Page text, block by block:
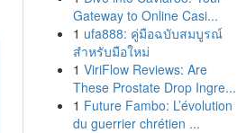
Gateway to Online Casi...
1 ufa888: คู่มือฉบับสมบูรณ์
สำหรับมือใหม่
1 ViriFlow Reviews: Are
These Prostate Drop Ingre...
1 Future Fambo: L’évolution
du guerrier chrétien ...